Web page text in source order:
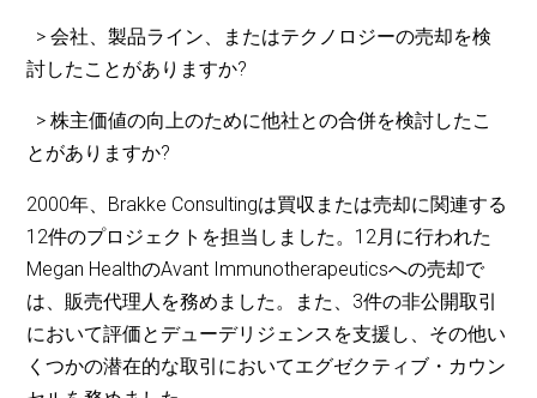
> 会社、製品ライン、またはテクノロジーの売却を検
討したことがありますか?
> 株主価値の向上のために他社との合併を検討したこ
とがありますか?
2000年、Brakke Consultingは買収または売却に関連する
12件のプロジェクトを担当しました。12月に行われた
Megan HealthのAvant Immunotherapeuticsへの売却で
は、販売代理人を務めました。また、3件の非公開取引
において評価とデューデリジェンスを支援し、その他い
くつかの潜在的な取引においてエグゼクティブ・カウン